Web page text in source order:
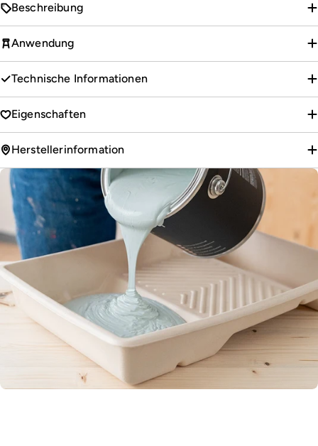
Beschreibung
Anwendung
Technische Informationen
Eigenschaften
Herstellerinformation